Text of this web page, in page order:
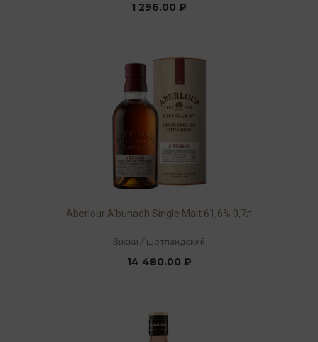
1 296.00 ₽
Aberlour A’bunadh Single Malt 61,6% 0,7л
Виски / шотландский
14 480.00 ₽